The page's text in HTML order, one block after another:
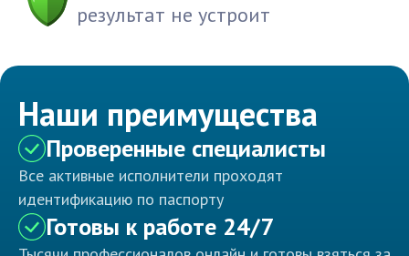
результат не устроит
Наши преимущества
Проверенные специалисты
Все активные исполнители проходят
идентификацию по паспорту
Готовы к работе 24/7